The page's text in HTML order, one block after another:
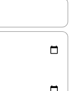
krećete kroz njih